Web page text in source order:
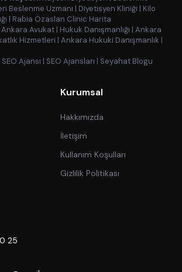
Beslenme Uzmanı | Diyetisyen Kliniği | Kilo
| Rabia Özaslan Clinic Harita
Ankara Avukat | Hukuk Danışmanlığı | Ankara
Hizmetleri | Ankara Hukuki Danışmanlık |
SEO Ajansı | SEO Ajansları | Seyahat Blogu
Kurumsal
Hakkımızda
İletişim
Kullanım Koşulları
Gizlilik Politikası
25